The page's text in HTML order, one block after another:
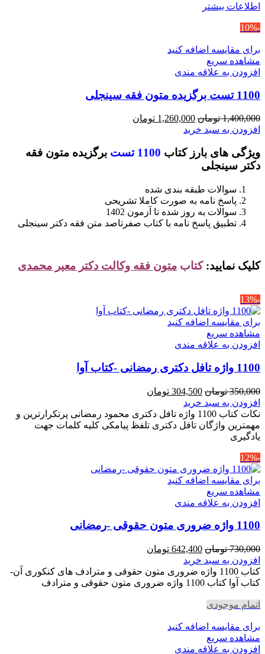
اطلاعات بیشتر
-10%
برای مقایسه اضافه کنید
مشاهده سریع
افزودن به علاقه مندی
1100 تست برگزیده متون فقه سینجلی
1,400,000 تومان قیمت
اصلی
بود.
1,260,000 تومان
است.
افزودن به سبد خرید
ویژگی های بارز کتاب 1100 تست
برگزیده متون فقه
دکتر سینجلی
سوالات طبقه بندی شده
پاسخ نامه به صورت کاملا تشریحی
سوالات به روز شده تا آزمون 1402
تطبیق پاسخ نامه با کتاب صفرتاصد متن فقه دکتر سینجلی
کلیک نمایید: کتاب متون فقه وکالت دکتر معیر محمدی
-13%
برای مقایسه اضافه کنید
مشاهده سریع
افزودن به علاقه مندی
1100 واژه تافل دکتری رمضانی -کتاب آوا
350,000 تومان قیمت
اصلی
350,000 تومان
بود.
304,500 تومان
304,500 تومان
است.
افزودن به سبد خرید
نکات کتاب 1100 واژه تافل دکتری محمود رمضانی پرتکرارترین و
مهمترین واژگان تافل دکتری تلفظ پیامکی کلیه کلمات جهت
یادگیری
-12%
برای مقایسه اضافه کنید
مشاهده سریع
افزودن به علاقه مندی
1100 واژه ضروری متون حقوقی -رمضانی
730,000 تومان قیمت
اصلی
730,000 تومان
بود.
642,400 تومان
642,400 تومان
است.
افزودن به سبد خرید
کتاب 1100 واژه ضروری متون حقوقی و مترادف های کنکوری آن-
کتاب آوا کتاب 1100 واژه ضروری متون حقوقی و مترادف
اتمام موجودی
برای مقایسه اضافه کنید
مشاهده سریع
افزودن به علاقه مندی